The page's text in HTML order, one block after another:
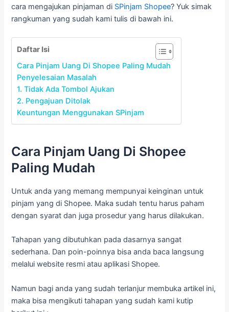
cara mengajukan pinjaman di SPinjam Shopee? Yuk simak
rangkuman yang sudah kami tulis di bawah ini.
Daftar Isi
Cara Pinjam Uang Di Shopee Paling Mudah
Penyelesaian Masalah
1. Tidak Ada Tombol Ajukan
2. Pengajuan Ditolak
Keuntungan Menggunakan SPinjam
Cara Pinjam Uang Di Shopee
Paling Mudah
Untuk anda yang memang mempunyai keinginan untuk
pinjam yang di Shopee. Maka sudah tentu harus paham
dengan syarat dan juga prosedur yang harus dilakukan.
Tahapan yang dibutuhkan pada dasarnya sangat
sederhana. Dan poin-poinnya bisa anda baca langsung
melalui website resmi atau aplikasi Shopee.
Namun bagi anda yang sudah terlanjur membuka artikel ini,
maka bisa mengikuti tahapan yang sudah kami kutip